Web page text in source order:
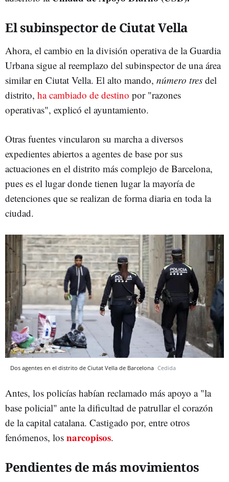
El subinspector de Ciutat Vella
Ahora, el cambio en la división operativa de la Guardia
Urbana sigue al reemplazo del subinspector de una área
similar en Ciutat Vella. El alto mando, número tres del
distrito, ha cambiado de destino por "razones
operativas", explicó el ayuntamiento.
Otras fuentes vincularon su marcha a diversos
expedientes abiertos a agentes de base por sus
actuaciones en el distrito más complejo de Barcelona,
pues es el lugar donde tienen lugar la mayoría de
detenciones que se realizan de forma diaria en toda la
ciudad.
Dos agentes en el distrito de Ciutat Vella de Barcelona Cedida
Antes, los policías habían reclamado más apoyo a "la
base policial" ante la dificultad de patrullar el corazón
de la capital catalana. Castigado por, entre otros
fenómenos, los narcopisos.
Pendientes de más movimientos